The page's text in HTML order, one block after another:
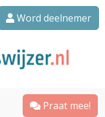
Word deelnemer
Praat mee!